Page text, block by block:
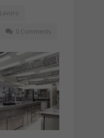
Lavoro
0 Comments